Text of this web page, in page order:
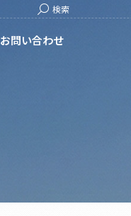
Search:
検索
お問い合わせ